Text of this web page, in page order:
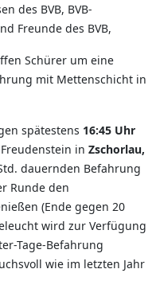
des BVB, BVB-
Freunde des BVB,
Schürer um eine
mit Mettenschicht in
spätestens 16:45 Uhr
in Zschorlau,
dauernden Befahrung
Runde den
(Ende gegen 20
wird zur Verfügung
Tage-Befahrung
wie im letzten Jahr